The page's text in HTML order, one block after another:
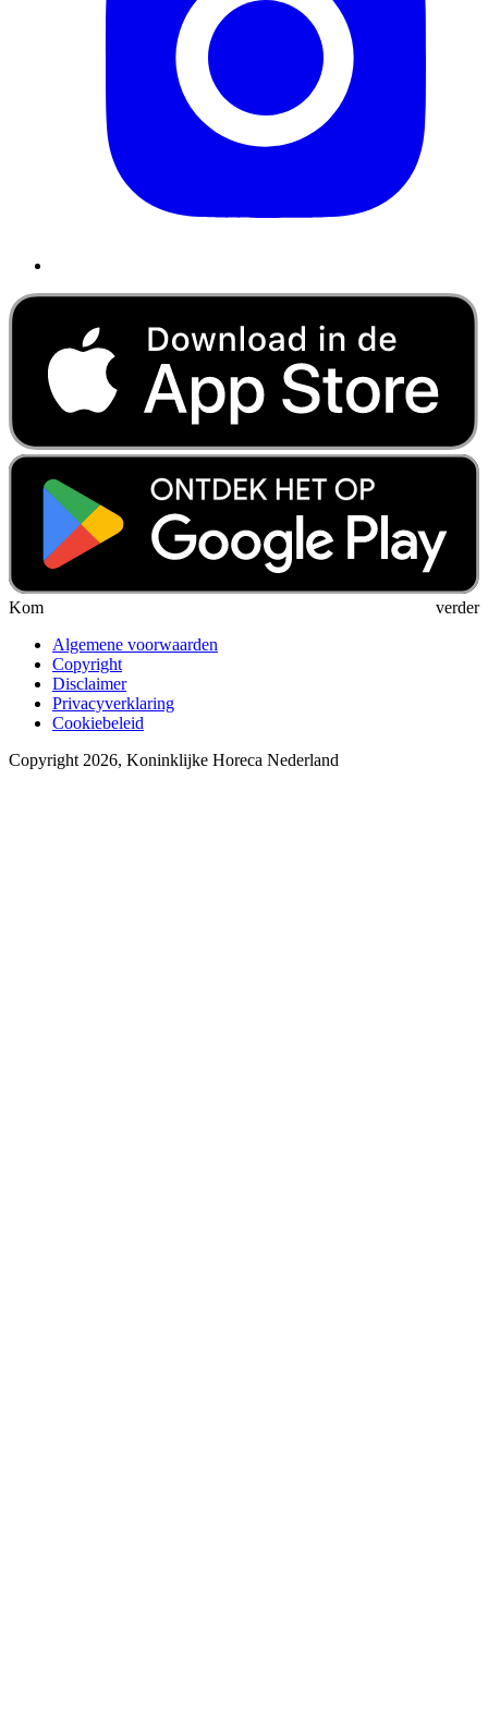
Kom verder
Algemene voorwaarden
Copyright
Disclaimer
Privacyverklaring
Cookiebeleid
Copyright 2026, Koninklijke Horeca Nederland